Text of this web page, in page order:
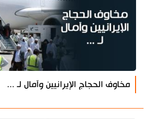
مخاوف الحجاج الإيرانيين وآمال لـ ...